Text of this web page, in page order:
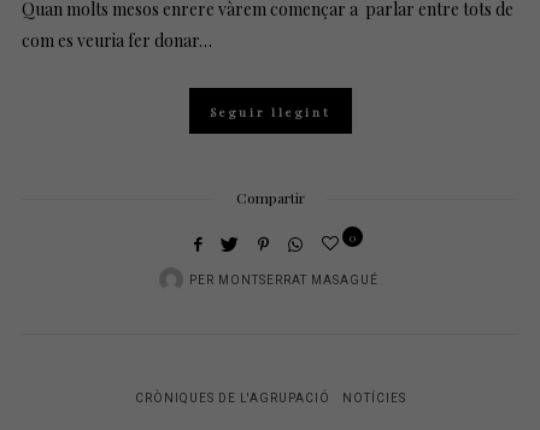
Quan molts mesos enrere vàrem començar a parlar entre tots de
com es veuria fer donar…
Seguir llegint
Compartir
PER MONTSERRAT MASAGUÉ
0
CRÒNIQUES DE L'AGRUPACIÓ NOTÍCIES